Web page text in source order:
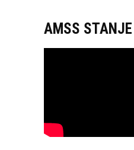
AMSS